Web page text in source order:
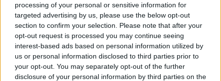
processing of your personal or sensitive information for
targeted advertising by us, please use the below opt-out
section to confirm your selection. Please note that after your
opt-out request is processed you may continue seeing
interest-based ads based on personal information utilized by
us or personal information disclosed to third parties prior to
your opt-out. You may separately opt-out of the further
disclosure of your personal information by third parties on the
Dani Camacho Cugat
periodista
ARTICLES RELACIONATS